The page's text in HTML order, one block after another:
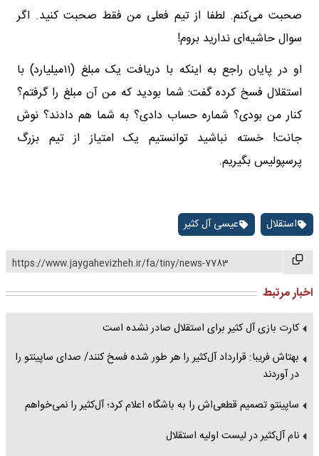
صحبت می‌کنم. لطفا از تیم فعلی من فقط صحبت کنید. اگر
سوال حاشیه‌ای ندارید بروم!
او در پایان راجع به اینکه با دریافت یک مبلغ (۱۱میلیارد) با
استقلال فسخ کرده گفت: شما بودید که من آن مبلغ را گرفتم؟
کنار من بودی؟ شماره حساب دادی؟ به شما هم دادند؟ نوش
جانت! خسته نباشید توانستیم یک امتیاز از تیم بزرگ
پرسپولیس بگیریم.
استقلال عیسی آل کثیر
https://www.jaygahevizheh.ir/fa/tiny/news-7783
اخبار مرتبط
کارت بازی آل کثیر برای استقلال صادر نشده است
بهتاش فریبا: قرارداد آل‌کثیر را هر طور شده فسخ کنند/ صدای ساپینتو را
در آوردند
ساپینتو تصمیم قطعی‌‌اش را به باشگاه اعلام کرد؛ آل‌کثیر را نمی‌خواهم
نام آل‌کثیر در لیست اولیه استقلال